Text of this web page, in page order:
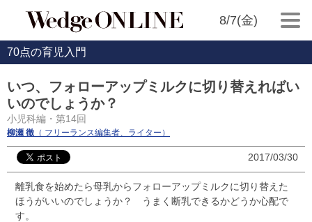
8/7(金)
70点の育児入門
いつ、フォローアップミルクに切り替えればい
いのでしょうか？
小児科編・第14回
柳瀬 徹 （ フリーランス編集者、ライター）
2017/03/30
離乳食を始めたら母乳からフォローアップミルクに切り替えた
ほうがいいのでしょうか？ うまく断乳できるかどうか心配で
す。